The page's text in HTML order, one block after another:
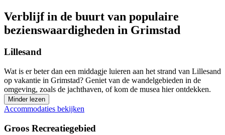
Verblijf in de buurt van populaire
bezienswaardigheden in Grimstad
Lillesand
Wat is er beter dan een middagje luieren aan het strand van Lillesand
op vakantie in Grimstad? Geniet van de wandelgebieden in de
omgeving, zoals de jachthaven, of kom de musea hier ontdekken.
Minder lezen
Accommodaties bekijken
Groos Recreatiegebied